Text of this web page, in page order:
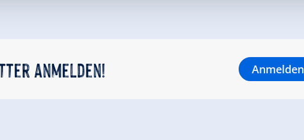
anmelden! Anmelden